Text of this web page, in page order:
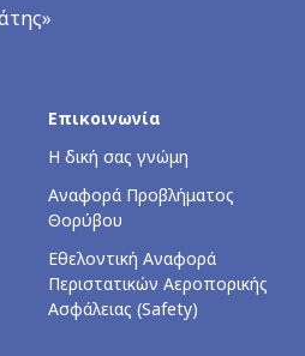
Επικοινωνία
Η δική σας γνώμη
Αναφορά Προβλήματος
Θορύβου
Εθελοντική Αναφορά
Περιστατικών Αεροπορικής
Ασφάλειας (Safety)